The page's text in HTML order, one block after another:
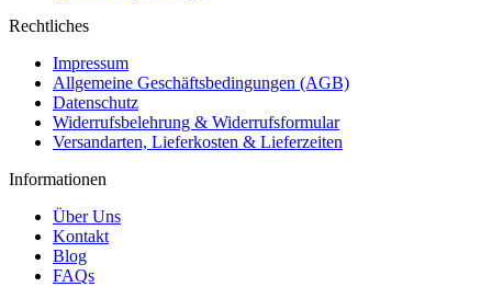
Rechtliches
Impressum
Allgemeine Geschäftsbedingungen (AGB)
Datenschutz
Widerrufsbelehrung & Widerrufsformular
Versandarten, Lieferkosten & Lieferzeiten
Informationen
Über Uns
Kontakt
Blog
FAQs